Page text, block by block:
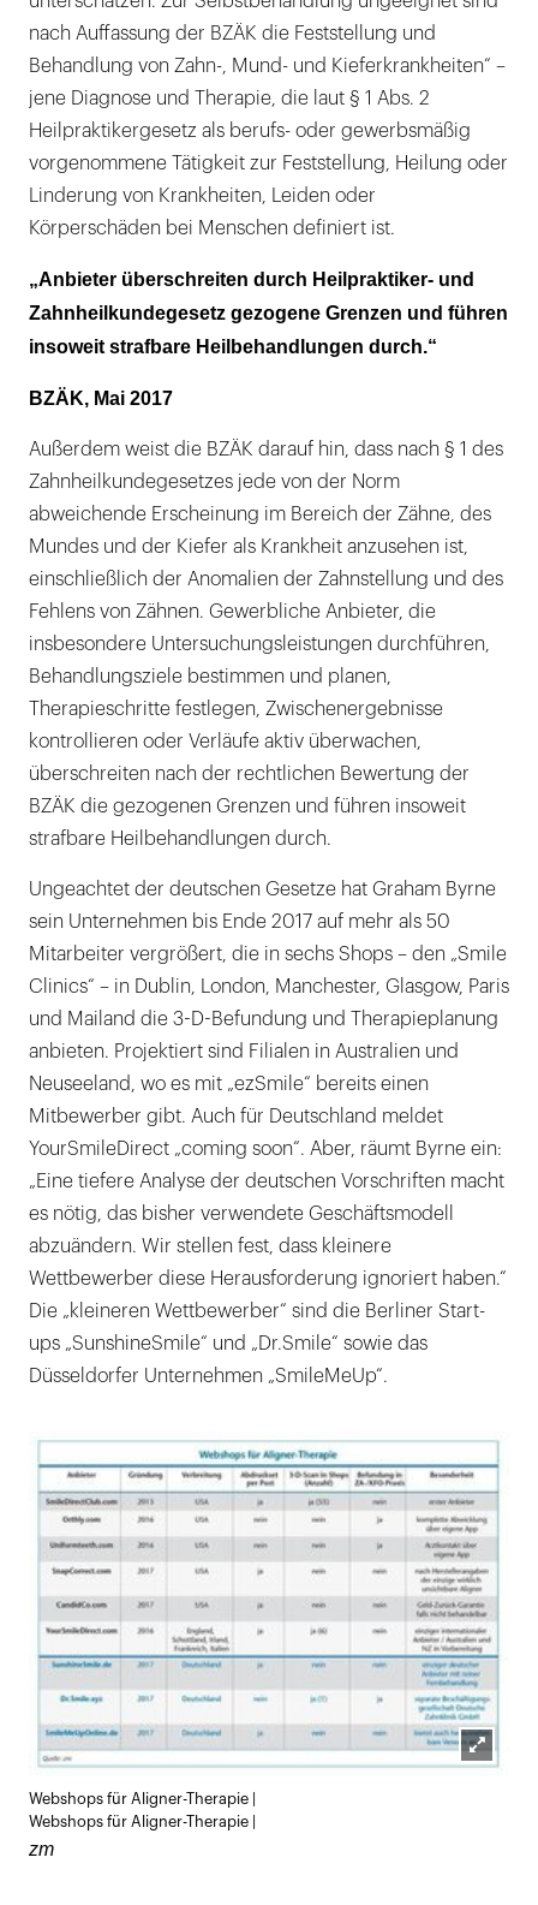
nach Auffassung der BZÄK die Feststellung und
Behandlung von Zahn-, Mund- und Kieferkrankheiten“ –
jene Diagnose und Therapie, die laut § 1 Abs. 2
Heilpraktikergesetz als berufs- oder gewerbsmäßig
vorgenommene Tätigkeit zur Feststellung, Heilung oder
Linderung von Krankheiten, Leiden oder
Körperschäden bei Menschen definiert ist.
„Anbieter überschreiten durch Heilpraktiker- und
Zahnheilkundegesetz gezogene Grenzen und führen
insoweit strafbare Heilbehandlungen durch.“
BZÄK, Mai 2017
Außerdem weist die BZÄK darauf hin, dass nach § 1 des
Zahnheilkundegesetzes jede von der Norm
abweichende Erscheinung im Bereich der Zähne, des
Mundes und der Kiefer als Krankheit anzusehen ist,
einschließlich der Anomalien der Zahnstellung und des
Fehlens von Zähnen. Gewerbliche Anbieter, die
insbesondere Untersuchungsleistungen durchführen,
Behandlungsziele bestimmen und planen,
Therapieschritte festlegen, Zwischenergebnisse
kontrollieren oder Verläufe aktiv überwachen,
überschreiten nach der rechtlichen Bewertung der
BZÄK die gezogenen Grenzen und führen insoweit
strafbare Heilbehandlungen durch.
Ungeachtet der deutschen Gesetze hat Graham Byrne
sein Unternehmen bis Ende 2017 auf mehr als 50
Mitarbeiter vergrößert, die in sechs Shops – den „Smile
Clinics“ – in Dublin, London, Manchester, Glasgow, Paris
und Mailand die 3-D-Befundung und Therapieplanung
anbieten. Projektiert sind Filialen in Australien und
Neuseeland, wo es mit „ezSmile“ bereits einen
Mitbewerber gibt. Auch für Deutschland meldet
YourSmileDirect „coming soon“. Aber, räumt Byrne ein:
„Eine tiefere Analyse der deutschen Vorschriften macht
es nötig, das bisher verwendete Geschäftsmodell
abzuändern. Wir stellen fest, dass kleinere
Wettbewerber diese Herausforderung ignoriert haben.“
Die „kleineren Wettbewerber“ sind die Berliner Start-
ups „SunshineSmile“ und „Dr.Smile“ sowie das
Düsseldorfer Unternehmen „SmileMeUp“.
Webshops für Aligner-Therapie |
Webshops für Aligner-Therapie |
zm